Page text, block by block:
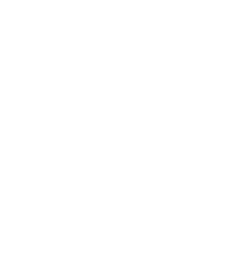
Seputar Pariwisata Dan